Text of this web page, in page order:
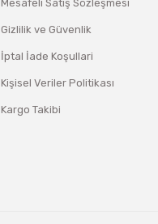
Mesafeli Satış Sözleşmesi
Gizlilik ve Güvenlik
İptal İade Koşullari
Kişisel Veriler Politikası
Kargo Takibi